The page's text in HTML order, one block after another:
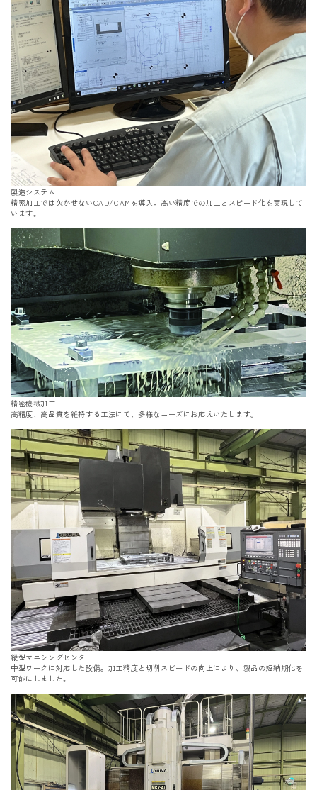
製造システム
精密加工では欠かせないCAD/CAMを導入。高い精度での加工とスピード化を実現して
います。
精密機械加工
高精度、高品質を維持する工法にて、多様なニーズにお応えいたします。
縦型マニシングセンタ
中型ワークに対応した設備。加工精度と切削スピードの向上により、製品の短納期化を
可能にしました。